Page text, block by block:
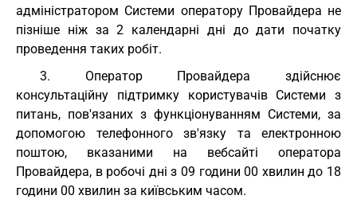
адміністратором Системи оператору Провайдера не
пізніше ніж за 2 календарні дні до дати початку
проведення таких робіт.
3. Оператор Провайдера здійснює
консультаційну підтримку користувачів Системи з
питань, пов'язаних з функціонуванням Системи, за
допомогою телефонного зв'язку та електронною
поштою, вказаними на вебсайті оператора
Провайдера, в робочі дні з 09 години 00 хвилин до 18
години 00 хвилин за київським часом.